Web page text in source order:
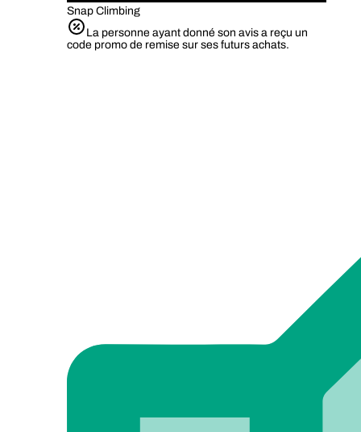
Snap Climbing
La personne ayant donné son avis a reçu un
code promo de remise sur ses futurs achats.